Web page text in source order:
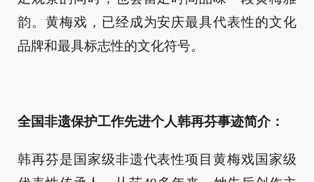
韵。黄梅戏，已经成为安庆最具代表性的文化
品牌和最具标志性的文化符号。
全国非遗保护工作先进个人韩再芬事迹简介：
韩再芬是国家级非遗代表性项目黄梅戏国家级